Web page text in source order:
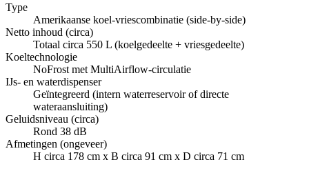
Type
Amerikaanse koel-vriescombinatie (side-by-side)
Netto inhoud (circa)
Totaal circa 550 L (koelgedeelte + vriesgedeelte)
Koeltechnologie
NoFrost met MultiAirflow-circulatie
IJs- en waterdispenser
Geïntegreerd (intern waterreservoir of directe
wateraansluiting)
Geluidsniveau (circa)
Rond 38 dB
Afmetingen (ongeveer)
H circa 178 cm x B circa 91 cm x D circa 71 cm